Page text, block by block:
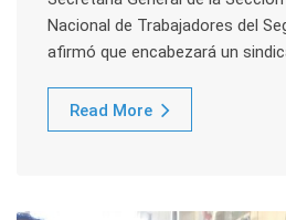
Nacional de Trabajadores del
afirmó que encabezará un
Read More